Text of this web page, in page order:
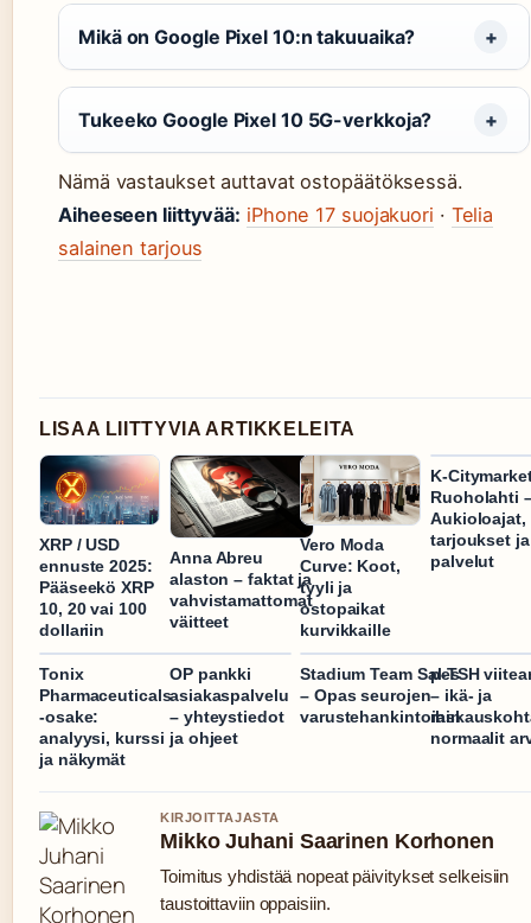
Mikä on Google Pixel 10:n takuuaika?
Tukeeko Google Pixel 10 5G-verkkoja?
Nämä vastaukset auttavat ostopäätöksessä.
Aiheeseen liittyvää: iPhone 17 suojakuori · Telia
salainen tarjous
LISAA LIITTYVIA ARTIKKELEITA
XRP / USD
ennuste 2025:
Pääseekö XRP
10, 20 vai 100
dollariin
Anna Abreu
alaston – faktat ja
vahvistamattomat
väitteet
Vero Moda
Curve: Koot,
tyyli ja
ostopaikat
kurvikkaille
K-
Ruoholahti
Aukioloajat,
tarjoukset ja
palvelut
Tonix
Pharmaceuticals
-osake:
analyysi, kurssi
ja näkymät
OP pankki
asiakaspalvelu
– yhteystiedot
ja ohjeet
Stadium Team Sales
– Opas seurojen
varustehankintoihin
p-TSH
– ikä- ja
normaalit
KIRJOITTAJASTA
Mikko Juhani Saarinen Korhonen
Toimitus yhdistää nopeat päivitykset selkeisiin
taustoittaviin oppaisiin.